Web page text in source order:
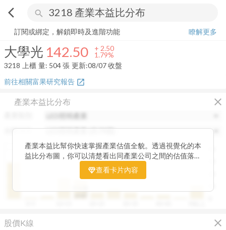
arrow_back_ios search
大學光 142.50+1.79%
訂閱或綁定，解鎖即時及進階功能
瞭解更多
大學光 142.50 + 2.50
1.79%
3218
上櫃 量: 504張 更新:08/07 收盤
前往相關富果研究報告 open_in_new
產業本益比分布 close
分類項目
產業本益比幫你快速掌握產業估值全貌。透過視覺化的本
益比分布圖，你可以清楚看出同產業公司之間的估值落
差，了解哪些股票相對被低估、哪些可能已偏貴。從中位
數、本益比範圍到個別公司位置，卡片讓你一眼辨識產業
查看卡片內容
股價K線 close